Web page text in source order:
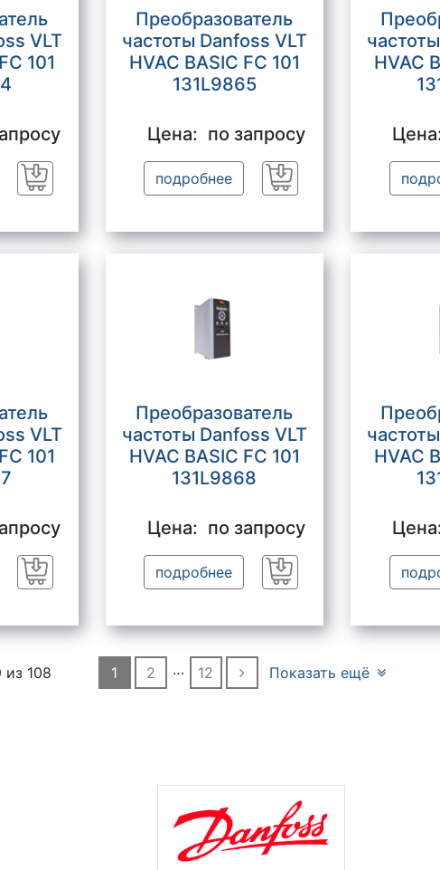
VLT
101
Заказать
Преобразователь
частоты Danfoss VLT
HVAC BASIC FC 101
131L9865
Цена: по запросу
подробнее
Заказать
HVAC
VLT
101
Заказать
Преобразователь
частоты Danfoss VLT
HVAC BASIC FC 101
131L9868
Цена: по запросу
подробнее
Заказать
HVAC
из 108 1 2 … 12 Показать ещё